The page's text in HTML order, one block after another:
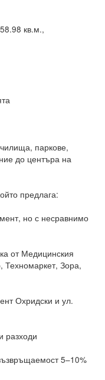
кв.м.,
паркове,
до центъра на
предлага:
но с несравнимо
от Медицинския
Техномаркет, Зора,
Охридски и ул.
разходи
5–10%